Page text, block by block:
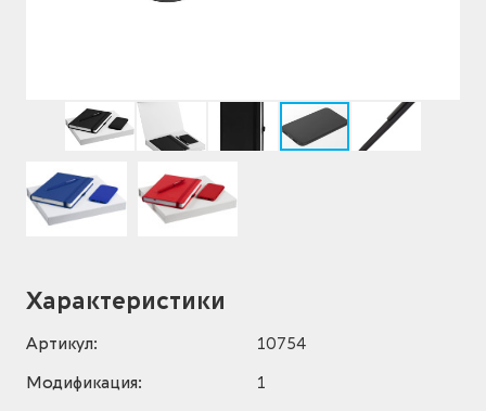
Характеристики
Артикул:
10754
Модификация:
1